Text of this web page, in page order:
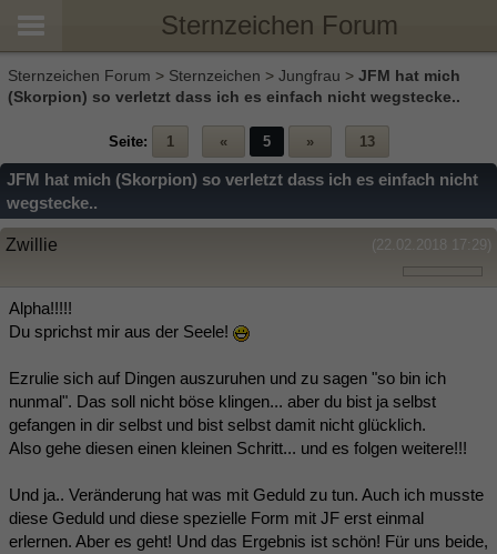
Sternzeichen Forum
Sternzeichen Forum > Sternzeichen > Jungfrau > JFM hat mich
(Skorpion) so verletzt dass ich es einfach nicht wegstecke..
Seite: 1 « 5 » 13
JFM hat mich (Skorpion) so verletzt dass ich es einfach nicht
wegstecke..
(22.02.2018 17:29)
Zwillie
Alpha!!!!!
Du sprichst mir aus der Seele!
Ezrulie sich auf Dingen auszuruhen und zu sagen "so bin ich
nunmal". Das soll nicht böse klingen... aber du bist ja selbst
gefangen in dir selbst und bist selbst damit nicht glücklich.
Also gehe diesen einen kleinen Schritt... und es folgen weitere!!!
Und ja.. Veränderung hat was mit Geduld zu tun. Auch ich musste
diese Geduld und diese spezielle Form mit JF erst einmal
erlernen. Aber es geht! Und das Ergebnis ist schön! Für uns beide,